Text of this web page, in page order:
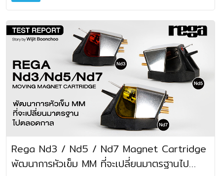
เลยว่า วิธีเดียวคือต้องหาโอกาสทดลองให้ได้ครับ เพราะมันจะ
เป็นข้อยืนยันว่า ไวเบรชั่นระดับน้อยๆ หรือไมโครไวเบรชั่น ทั้งจาก
ภายในตัวเครื่องเสียงเอง และสภาวะแวดล้อมด้านนอกนั้น มีความ
สำคัญและมีผลต่อคุณภาพเสียงอย่างไม่น่าเชื่อเลยทีเดียว
StackAudio AUVA EQ ราคา 8,900.- / Set 3 pcs.
StackAudio AUVA EQ ราคา 11,800.- / Set 4 pcs.
สนใจสอบถามรายละเอียดเพิ่มเติมได้ที่ Clef Audio Co., Ltd.
โทร. 0-2932-5981
ใจจริงๆ สำหรับผมแล้ว นี่คือการได้รับโฟกัสของเสียงที่ไม่
เคยได้ยินแบบนี้มาก่อนเลย ฟังแล้วตื่นเต้นประทับใจ ชวนให้ค้นหา
จินตนาการดนตรีไม่มีที่สิ้นสุดในเครื่องเสียงของเรา ความ
รู้สึกถึงความสวยงามของเสียง ความลึกล้ำในฮาร์โมนิคเสียงที่ได้
มา ถ้าให้พูดตรงๆ ก็คือ อยากให้ได้มีโอกาสทดลอง SCB-RS-
HC50G ด้วยตัวของท่านเองกันมากกว่า เราจะเข้าใจคำ
ว่า "ความสงัดเสียงช่วยปลดปล่อยพลัง" นั้นเป็นเช่นไร เพราะ
เรื่องความเงียบของพื้นหลังและความชัดของรายละเอียดเสียง
โดยเฉพาะกับระบบเครื่องเสียงนั้น เป็นสัมผัสที่ลึกล้ำ ไม่ใช่มาจาก
การวัดด้วยเครื่องมือ แต่ต้องวัดกันด้วย “สิ่งที่ได้ยิน” เพราะทุก
ผลลัพธ์จะต้องกระจ่างด้วยตัวของผู้ฟังเอง นี่คืออุปกรณ์เสริมที่
แสดงผลของสลายแรงสั่นในระดับไมโคร เพื่อยกคุณภาพเสียงขึ้น
ไปอีกระดับที่สัมผัสความแตกต่างได้ง่ายมากครับ TAOC
SCB-RS-HC50G ราคา 24,000.- บาท (แถมชุดสไป๊ก ตัว
ชอบของแต่ละท่าน ต่อสายเชื่อมที่ผมนำมาใช้ร่วมด้วย
(Entreq Revelation Ground Cable ยาว 1.65 เมตร) นี้
โดยเลือกหัวต่อ แบบใดแบบหนึ่งที่เป็นอแดปเตอร์ ด้วยการต่อ
ปลายหนึ่งของสายไปยังจุดกราวด์ของอุปกรณ์ ไม่ว่าจะเป็นน็อต
Ground ด้านหลังเครื่อง (ที่มีโลโก้ GND) หรือต่อเข้าที่ช่อง
RCA ของเครื่องเสียงที่ไม่ได้ใช้งาน ถ้าไม่มีช่องอื่นใดบนเครื่อง
เลย ให้คลายสกรูบน Chassis ตัวถังเครื่องและต่อสายกราวด์
ขันสกรูให้แน่น ส่วนปลายอีกด้าน ต่อไปยังช่องกราวด์บน
Silver Minimus Tungtsten ที่มีแค่ 1 ช่อง ง่ายๆ แค่นี้เอง
ตามข้อกำหนดทางสเปคซิฟิเคชั่น ของ Entreq Silver
Minimus Tungsten ให้ต่อได้กับเครื่องที่มีน้ำหนักตั้งแต่ 1-10
กิโลกรัม เนื่องจากกล่องที่มี Ground Point เพียงหนึ่งจุดไม่
พอรับโหลด Noise จากเครื่องที่ใช้พลังงานสูงจำพวกเพาเวอร์
แอมป์ หรืออินทิเกรเต็ดแอมป์ ดังนั้นใช้กับแหล่งโปรแกรม และปรี
2010 และมีการปรับปรุงอย่างต่อเนื่อง เช่น Flux‑50 ที่เพิ่ม
NCF และ Neo Damper ในปี 2016 จนกระทั่งมาถึง
Flow‑28 NCF ในปี 2025 ที่รวมฟีเจอร์ใหม่ๆ ที่เพิ่มขึ้นอย่างต่อ
เนื่อง PREVIEW ผมรับเอา FURUTECH FLOW-28
NCFมาใช้งานหลายวันแล้วครับ แต่ก็ยังไม่สบโอกาสได้ทดลอง
กระทั่งสองสามวันที่แล้วก็แกะกล่องออกมาใช้งานร่วมกับระบบ
ซิสเต็มเครื่องเสียง โดยใช้ FURUTECH FLOW-28 NCF ที่
เปรียบเสมือนสายไฟสั้นๆ สำหรับนำมาจั๊มต่อคั่นกลางระหว่างสาย
ไฟเอซี กับตัวเครื่อง ซึ่งผมทดลองกับเครื่องเล่นซีดี และสลับมา
ใช้กับแอมปลิไฟร์ โดยเฉพาะเครื่องหลอดดูจะให้ผลมากที่สุด
สุดท้ายคือนำมาทดลองคั่น สายไฟเอซี ที่กล่องไฟ (จากปลั๊กไฟ
บ้านมายังปลั๊กรางไฟ) ตรงนี้เหมือนจะคุ้มค่าที่สุด เพราะจั๊มคั่น
กลางครั้งเดียว ได้ประโยชน์กับท้้ง System เลยไหม แต่...จาก
การทดสอบ ใช้การต่อแยกเฉพาะเครื่องเสียงในแต่ละชิ้นจะให้ผล
มากกว่าครับ ผลทดสอบผลปรากฏว่า เราจะได้รายละเอียด
ออกแบบที่มีความสวยงามสง่า มีความสมดุล มั่นคง ใช้เทคนิค
ด้านวัสดุศาสตร์ที่ทำให้ชั้นวางมีความเงียบสงัดในตัวเอง ไม่ตอบ
สนองสิ่งเร้า จำพวกการสั่นสะเทือน ไวเบรท และเรโซแนนซ์ ได้
อย่างน่าพอใจ ผมพยายามวิเคราะห์ดูว่า Audio Bastion
รุ่นสองชั้นทรงสูง MR-2 และรุ่นวางชั้นเดียว MR-1 นั้น เขาใช้
วัสดุทำโครงสร้างด้วยอะไรบ้าง ทำไมตอนที่ทดลองเคาะดูไม่มี
เสียงสะท้อน และเกิดเรโซแนนซ์เลย!!! องค์ประกอบโครงสร้าง
หลักจะเป็นโลหะผสม Alloy ใช้เป็นโครงหลักของชั้นและคานที่รับ
น้ำหนักคล้ายกับ Alloy ของ XR/AR/X-Rack ซึ่งมีคุณสมบัติ
เบา แข็งแรง และทนการกัดกร่อน ใช้ส่วนฐาน คานเชื่อม
และจุดสัมผัส รวมถึงจุดรับสไปก์ เป็นสแตนเลส 304
(Stainless Steel 304) ขัดเงา (จากข้อมูลพิมพ์เขียว
XR‑Series นั้น ผลิตจาก “Hand‑Polished 304 Stainless
Steel”) ส่วนที่สัมผัส ส่วนต่อแต่ละละจุดจะใช้ยางซิลิโคน
สูงสุดในราคาที่เข้าถึงได้เสมอมา และซีรีส์ Origin ก็เป็นเครื่อง
พิสูจน์ปรัชญานี้ สายไฟ Origin Power NCF (R) ประกอบด้วย
ตัวนำ α (Alpha) μ-OFC ของ Furutech ที่มั่นใจได้ถึงความ
สามารถในการนำไฟฟ้าและความบริสุทธิ์ของสัญญาณที่ดีเลิศ
มอบประสบการณ์เสียงที่สมจริงและดื่มด่ำ ซึ่งออกแบบมาเพื่อให้
ตรงตามมาตรฐานที่เข้มงวดเพื่อนักเล่นเครื่องเสียงระดับออดิโอ
ไฟล์ และวิศวกรเสียงมืออาชีพ ซีรีส์ Origin Furutech ได้
กำหนดความสมดุลระหว่างประสิทธิภาพระดับพรีเมียมและมูลค่า
ใหม่ ทำให้เสียงคุณภาพสูงสามารถเข้าถึงได้มากกว่าที่เคย
โครงสร้างโดยรวมของสายไฟรุ่นนี้ ด้วยคุณลักษณะพิเศษจาก
Pure Transmission และวัสดุ NCF ของ Furutech
เทคโนโลยี Pure Transmission ของ Furutech ได้รับการ
ออกแบบด้วยความเอาใจใส่พิถีพิถันในทุกแง่มุมของพลังงานและ
การถ่ายโอนสัญญาณ โดยแก้ไขปัญหาทั่วไป เกี่ยวกับความ
Rega Nd3 / Nd5 / Nd7 Magnet Cartridge
พัฒนาการหัวเข็ม MM ที่จะเปลี่ยนมาตรฐานไป